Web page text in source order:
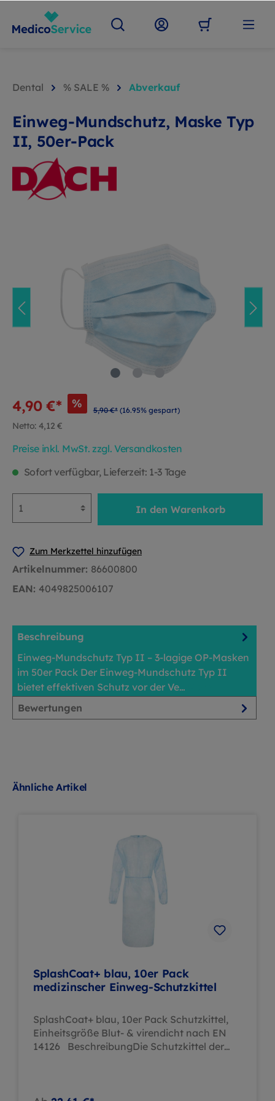
Dental % SALE % Abverkauf
Einweg-Mundschutz, Maske Typ
II, 50er-Pack
4,90 €* % 5,90 €* (16.95% gespart)
Netto: 4,12 €
Preise inkl. MwSt. zzgl. Versandkosten
Sofort verfügbar, Lieferzeit: 1-3 Tage
In den Warenkorb
Zum Merkzettel hinzufügen
Artikelnummer: 86600800
EAN: 4049825006107
Beschreibung
Einweg-Mundschutz Typ II – 3-lagige OP-Masken
im 50er Pack Der Einweg-Mundschutz Typ II
bietet effektiven Schutz vor der Ve…
Bewertungen
Ähnliche Artikel
SplashCoat+ blau, 10er Pack
medizinscher Einweg-Schutzkittel
SplashCoat+ blau, 10er Pack Schutzkittel,
Einheitsgröße Blut- & virendicht nach EN
14126 BeschreibungDie Schutzkittel der